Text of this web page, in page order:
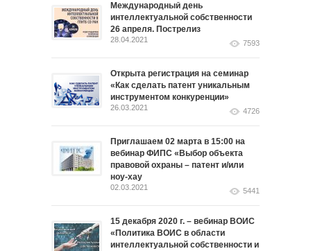
Международный день
интеллектуальной собственности
26 апреля. Пострелиз
28.04.2021 7593
Открыта регистрация на семинар
«Как сделать патент уникальным
инструментом конкуренции»
26.03.2021 4726
Приглашаем 02 марта в 15:00 на
вебинар ФИПС «Выбор объекта
правовой охраны – патент и/или
ноу-хау
02.03.2021 5441
15 декабря 2020 г. – вебинар ВОИС
«Политика ВОИС в области
интеллектуальной собственности и